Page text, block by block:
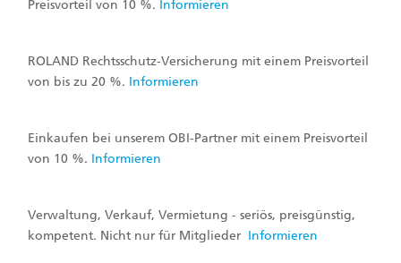
Preisvorteil von 10 %. Informieren
ROLAND Rechtsschutz-Versicherung mit einem Preisvorteil
von bis zu 20 %. Informieren
Einkaufen bei unserem OBI-Partner mit einem Preisvorteil
von 10 %. Informieren
Verwaltung, Verkauf, Vermietung - seriös, preisgünstig,
kompetent. Nicht nur für Mitglieder Informieren